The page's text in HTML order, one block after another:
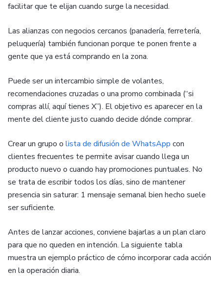
facilitar que te elijan cuando surge la necesidad.
Las alianzas con negocios cercanos (panadería, ferretería,
peluquería) también funcionan porque te ponen frente a
gente que ya está comprando en la zona.
Puede ser un intercambio simple de volantes,
recomendaciones cruzadas o una promo combinada (“si
compras allí, aquí tienes X”). El objetivo es aparecer en la
mente del cliente justo cuando decide dónde comprar.
Crear un grupo o lista de difusión de WhatsApp con
clientes frecuentes te permite avisar cuando llega un
producto nuevo o cuando hay promociones puntuales. No
se trata de escribir todos los días, sino de mantener
presencia sin saturar: 1 mensaje semanal bien hecho suele
ser suficiente.
Antes de lanzar acciones, conviene bajarlas a un plan claro
para que no queden en intención. La siguiente tabla
muestra un ejemplo práctico de cómo incorporar cada acción
en la operación diaria.